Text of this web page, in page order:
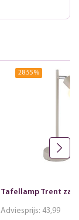
28.55%
Tafellamp Trent
Adviesprijs: 43,99